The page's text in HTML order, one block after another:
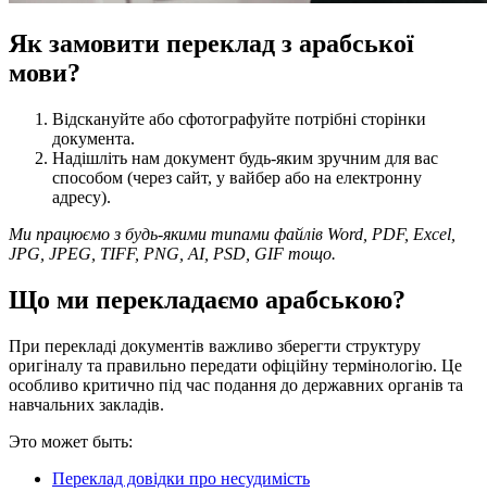
Як замовити переклад з арабської
мови?
Відскануйте або сфотографуйте потрібні сторінки
документа.
Надішліть нам документ будь-яким зручним для вас
способом (через сайт, у вайбер або на електронну
адресу).
Ми працюємо з будь-якими типами файлів Word, PDF, Excel,
JPG, JPEG, TIFF, PNG, AI, PSD, GIF тощо.
Що ми перекладаємо арабською?
При перекладі документів важливо зберегти структуру
оригіналу та правильно передати офіційну термінологію. Це
особливо критично під час подання до державних органів та
навчальних закладів.
Это может быть:
Переклад довідки про несудимість